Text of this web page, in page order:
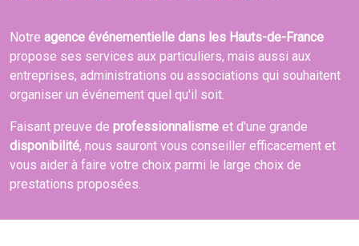
Notre agence événementielle dans les Hauts-de-France
propose ses services aux particuliers, mais aussi aux
entreprises, administrations ou associations qui souhaitent
organiser un événement quel qu'il soit.
Faisant preuve de professionnalisme et d'une grande
disponibilité, nous sauront vous conseiller efficacement et
vous aider à faire votre choix parmi le large choix de
prestations proposées.